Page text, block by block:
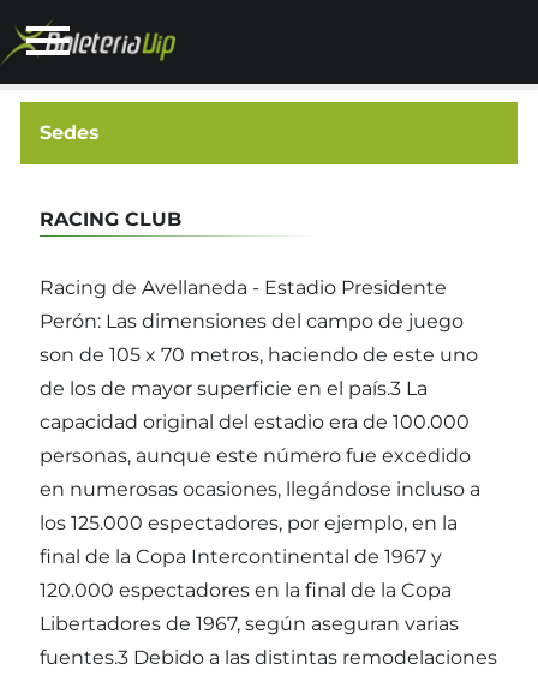
Sedes
RACING CLUB
Racing de Avellaneda - Estadio Presidente
Perón: Las dimensiones del campo de juego
son de 105 x 70 metros, haciendo de este uno
de los de mayor superficie en el país.3 La
capacidad original del estadio era de 100.000
personas, aunque este número fue excedido
en numerosas ocasiones, llegándose incluso a
los 125.000 espectadores, por ejemplo, en la
final de la Copa Intercontinental de 1967 y
120.000 espectadores en la final de la Copa
Libertadores de 1967, según aseguran varias
fuentes.3 Debido a las distintas remodelaciones